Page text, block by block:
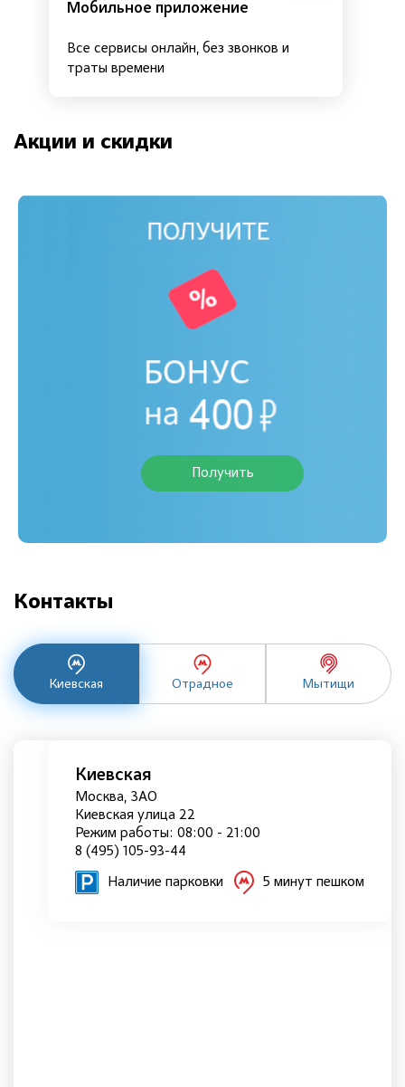
Мобильное приложение
Все сервисы онлайн, без звонков и
траты времени
Акции и скидки
Получить
Контакты
Киевская Отрадное Мытищи
Киевская
Москва, ЗАО
Киевская улица 22
Режим работы: 08:00 - 21:00
8 (495) 105-93-44
Наличие парковки 5 минут пешком